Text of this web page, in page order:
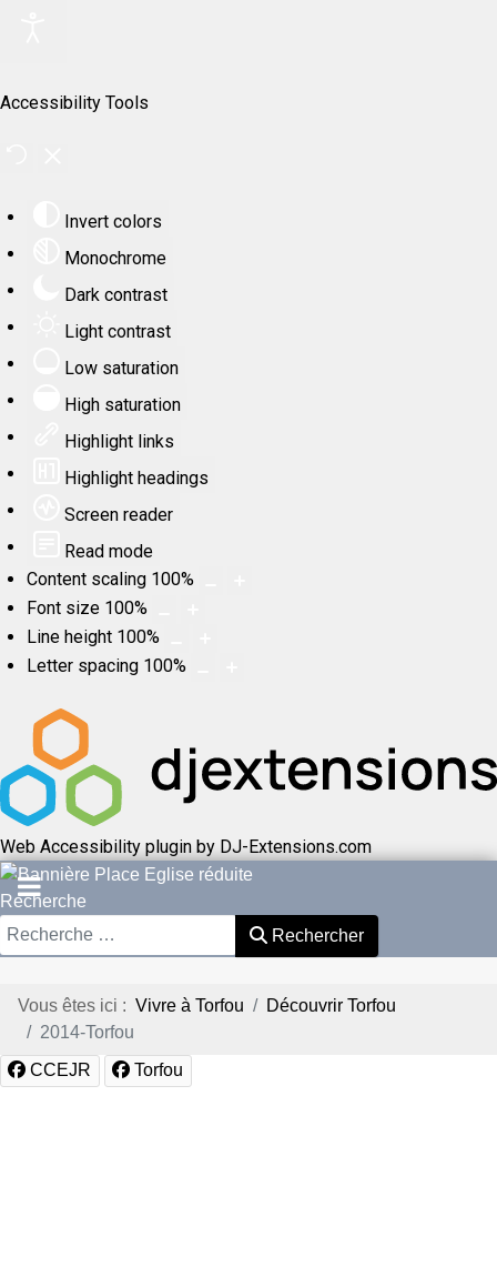
Accessibility Tools
Invert colors
Monochrome
Dark contrast
Light contrast
Low saturation
High saturation
Highlight links
Highlight headings
Screen reader
Read mode
Content scaling 100%
Font size 100%
Line height 100%
Letter spacing 100%
Web Accessibility plugin by DJ-Extensions.com
Recherche
Rechercher
Vous êtes ici : Vivre à Torfou
Découvrir Torfou
2014-Torfou
CCEJR Torfou